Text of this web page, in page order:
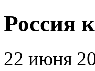
Россия
22 июня